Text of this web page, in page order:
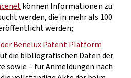
können Informationen zu
werden, die in mehr als 100
werden;
Benelux Patent Platform
die bibliografischen Daten der
sowie – für Anmeldungen nach